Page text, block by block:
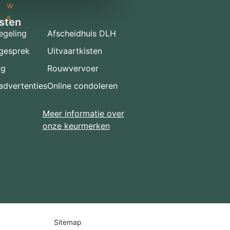
w
s
Afscheidhuis DLH
Uitvaartkisten
Rouwvervoer
Online condoleren
Meer informatie over
onze keurmerken
Sitemap